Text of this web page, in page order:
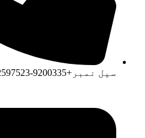
سیل نمبر+9200335-2597523